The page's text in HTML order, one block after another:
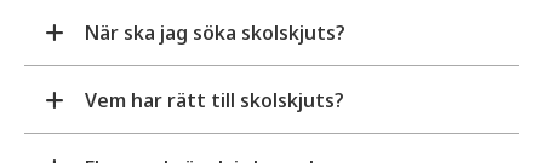
När ska jag söka skolskjuts?
Du behöver ansöka om skolskjuts till ditt barn
inför läsåret då:
Vem har rätt till skolskjuts?